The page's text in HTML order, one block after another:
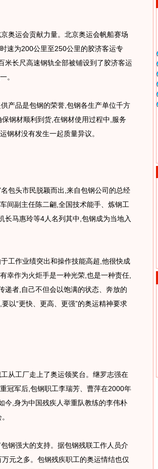
奥运会贡献力量。北京奥运会帆船赛场
速为200公里至250公里的胶济客运专
米长尺高速钢轨全部被铺设到了胶济客运
。
产品是包钢的荣誉,包钢各生产单位千方
钢材顺利到货,在钢材使用过程中,服务
钢材没有发生一起质量异议。
包头市民脱颖而出,来自包钢公司的总经
间副主任陈二翩,全国技术能手、炼钢工
长马惠玲等4人名列其中,包钢成为当地入
工作业绩突出和操作技能高超,他很快成
幸作为火炬手是一种光荣,也是一种责任,
递者,自己不但会以饱满的状态、奔放的
以“更快、更高、更强”的奥运精神要求
从工厂走上了奥运领奖台。继罗志强在
冠军后,包钢职工李瑞芳、曹萍在2000年
今,身为中国残疾人举重队教练的李伟朴
钢强大的支持。据包钢残联工作人员介
元之多。包钢残疾职工的奥运情结也仅